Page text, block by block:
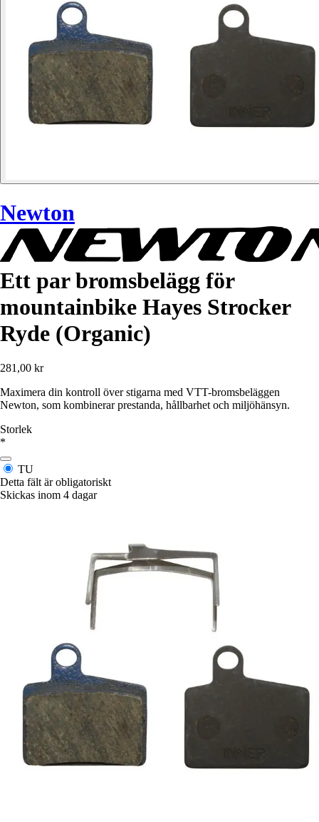
Newton
Ett par bromsbelägg för
mountainbike Hayes Strocker
Ryde (Organic)
281,00 kr
Maximera din kontroll över stigarna med VTT-bromsbeläggen
Newton, som kombinerar prestanda, hållbarhet och miljöhänsyn.
Storlek
*
TU
Detta fält är obligatoriskt
Skickas inom 4 dagar